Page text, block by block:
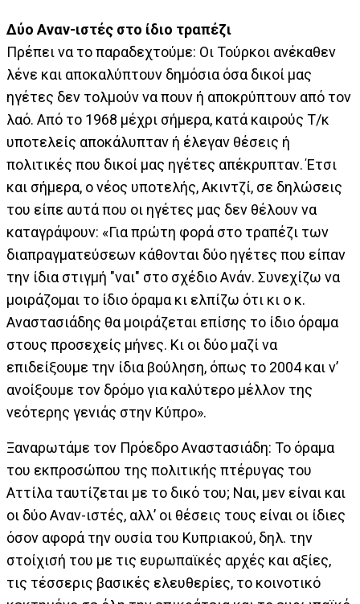
Δύο Αναν-ιστές στο ίδιο τραπέζι
Πρέπει να το παραδεχτούμε: Οι Τούρκοι ανέκαθεν
λένε και αποκαλύπτουν δημόσια όσα δικοί μας
ηγέτες δεν τολμούν να πουν ή αποκρύπτουν από τον
λαό. Από το 1968 μέχρι σήμερα, κατά καιρούς Τ/κ
υποτελείς αποκάλυπταν ή έλεγαν θέσεις ή
πολιτικές που δικοί μας ηγέτες απέκρυπταν. Έτσι
και σήμερα, ο νέος υποτελής, Ακιντζί, σε δηλώσεις
του είπε αυτά που οι ηγέτες μας δεν θέλουν να
καταγράψουν: «Για πρώτη φορά στο τραπέζι των
διαπραγματεύσεων κάθονται δύο ηγέτες που είπαν
την ίδια στιγμή "ναι" στο σχέδιο Ανάν. Συνεχίζω να
μοιράζομαι το ίδιο όραμα κι ελπίζω ότι κι ο κ.
Αναστασιάδης θα μοιράζεται επίσης το ίδιο όραμα
στους προσεχείς μήνες. Κι οι δύο μαζί να
επιδείξουμε την ίδια βούληση, όπως το 2004 και ν’
ανοίξουμε τον δρόμο για καλύτερο μέλλον της
νεότερης γενιάς στην Κύπρο».
Ξαναρωτάμε τον Πρόεδρο Αναστασιάδη: Το όραμα
του εκπροσώπου της πολιτικής πτέρυγας του
Αττίλα ταυτίζεται με το δικό του; Ναι, μεν είναι και
οι δύο Αναν-ιστές, αλλ’ οι θέσεις τους είναι οι ίδιες
όσον αφορά την ουσία του Κυπριακού, δηλ. την
στοίχισή του με τις ευρωπαϊκές αρχές και αξίες,
τις τέσσερις βασικές ελευθερίες, το κοινοτικό